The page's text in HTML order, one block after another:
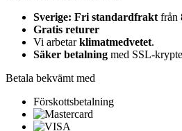
Sverige: Fri standardfrakt från
Gratis returer
Vi arbetarklimatmedvetet.
Säker betalning med SSL-
Betala bekvämt med
Förskottsbetalning